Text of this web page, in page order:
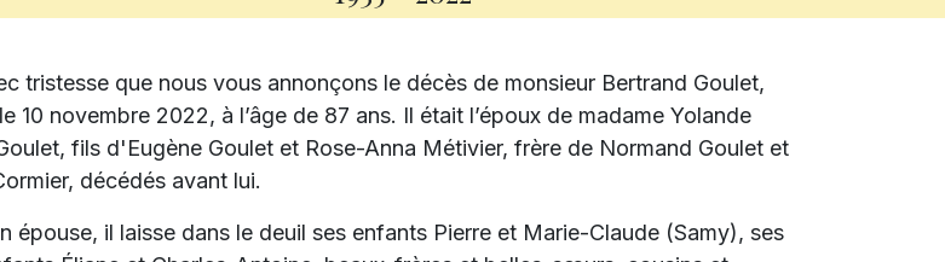
tristesse que nous vous annonçons le décès de monsieur Bertrand Goulet,
10 novembre 2022, à l’âge de 87 ans. Il était l’époux de madame Yolande
fils d'Eugène Goulet et Rose-Anna Métivier, frère de Normand Goulet et
décédés avant lui.
épouse, il laisse dans le deuil ses enfants Pierre et Marie-Claude (Samy), ses